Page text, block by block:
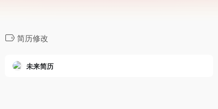
简历修改
未来简历